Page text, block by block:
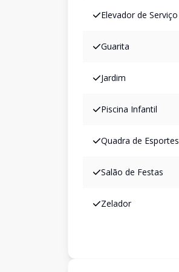
Elevador de Serviço
Guarita
Jardim
Piscina Infantil
Quadra de Esportes
Salão de Festas
Zelador